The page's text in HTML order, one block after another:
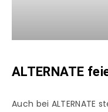
ALTERNATE
Auch bei ALTERNATE